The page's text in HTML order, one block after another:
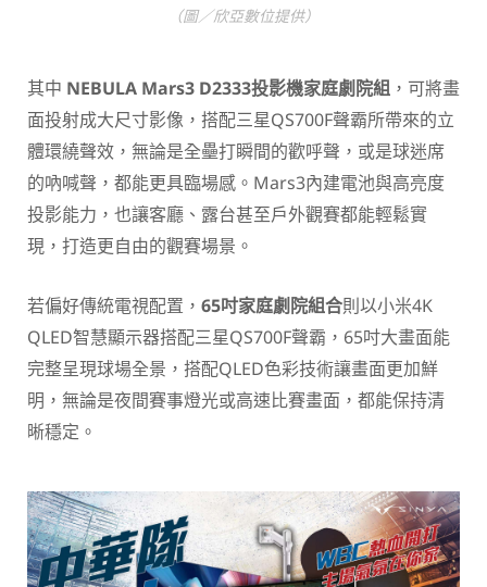
（圖／欣亞數位提供）
其中 NEBULA Mars3 D2333投影機家庭劇院組 ，可將畫
面投射成大尺寸影像，搭配三星QS700F聲霸所帶來的立
體環繞聲效，無論是全壘打瞬間的歡呼聲，或是球迷席
的吶喊聲，都能更具臨場感。Mars3內建電池與高亮度
投影能力，也讓客廳、露台甚至戶外觀賽都能輕鬆實
現，打造更自由的觀賽場景。
若偏好傳統電視配置， 65吋家庭劇院組合則以小米4K
QLED智慧顯示器搭配三星QS700F聲霸，65吋大畫面能
完整呈現球場全景，搭配QLED色彩技術讓畫面更加鮮
明，無論是夜間賽事燈光或高速比賽畫面，都能保持清
晰穩定。